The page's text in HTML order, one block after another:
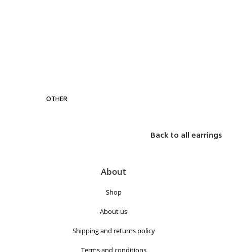
OTHER
Back to all earrings
About
Shop
About us
Shipping and returns policy
Terms and conditions